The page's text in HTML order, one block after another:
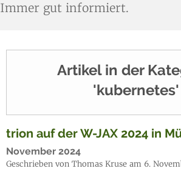
Immer gut informiert.
Artikel in der
'kubernetes'
trion auf der W-JAX 2024 in
November 2024
Geschrieben von Thomas Kruse am 6.